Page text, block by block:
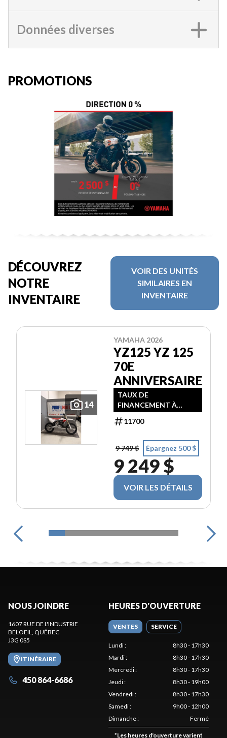
Données diverses
PROMOTIONS
DÉCOUVREZ
NOTRE
INVENTAIRE
VOIR DES UNITÉS
SIMILAIRES EN
INVENTAIRE
14
YAMAHA 2026
YZ125 YZ 125
70E
ANNIVERSAIRE
TAUX DE
FINANCEMENT À
PARTIR DE 3,99% / 24
MOIS
11700
9 749 $ Épargnez 500 $
9 249 $
VOIR LES DÉTAILS
NOUS JOINDRE
1607 RUE DE L'INDUSTRIE
BELOEIL, QUÉBEC
J3G 0S5
ITINÉRAIRE
450 864-6686
HEURES D'OUVERTURE
VENTES SERVICE
Lundi:
8h30 - 17h30
Mardi:
8h30 - 17h30
Mercredi:
8h30 - 17h30
Jeudi:
8h30 - 19h00
Vendredi:
8h30 - 17h30
Samedi:
9h00 - 12h00
Dimanche: Fermé
*Les heures d'ouverture varient